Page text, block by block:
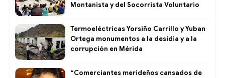
Montanista y del Socorrista Voluntario
Termoeléctricas Yorsiño Carrillo y Yuban
Ortega monumentos a la desidia y a la
corrupción en Mérida
“Comerciantes merideños cansados de